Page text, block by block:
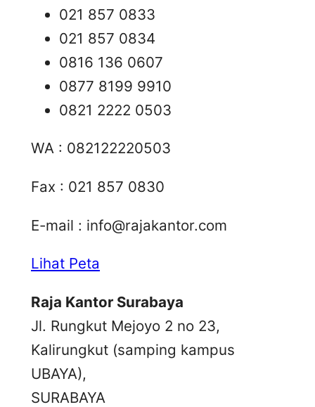
021 857 0833
021 857 0834
0816 136 0607
0877 8199 9910
0821 2222 0503
WA : 082122220503
Fax : 021 857 0830
E-mail : info@rajakantor.com
Lihat Peta
Raja Kantor Surabaya
Jl. Rungkut Mejoyo 2 no 23,
Kalirungkut (samping kampus
UBAYA),
SURABAYA